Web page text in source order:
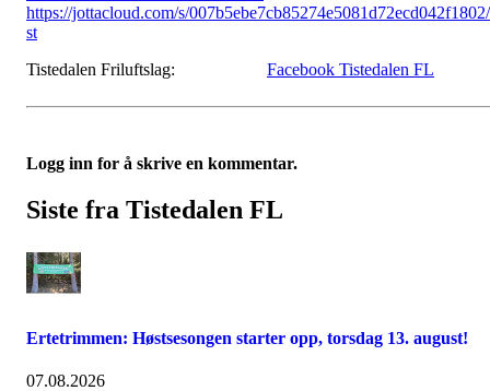
https://jottacloud.com/s/
st
Tistedalen Friluftslag: Facebook Tistedalen FL
Logg inn for å skrive en kommentar.
Siste fra Tistedalen FL
Ertetrimmen: Høstsesongen starter opp, torsdag 13. august!
07.08.2026